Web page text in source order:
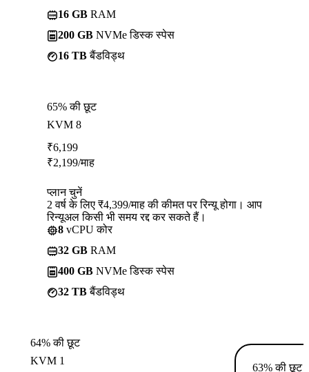
16 GB RAM
200 GB NVMe डिस्क स्पेस
16 TBबैंडविड्थ
65% की छूट
KVM 8
₹6,199
₹2,199/माह
प्लान चुनें
2 वर्ष के लिए ₹4,399/माह की कीमत पर रिन्यू होगा। आप
रिन्यूअल किसी भी समय रद्द कर सकते हैं।
8 vCPU कोर
32 GB RAM
400 GB NVMe डिस्क स्पेस
32 TBबैंडविड्थ
64% की छूट
KVM 1
63% की छूट